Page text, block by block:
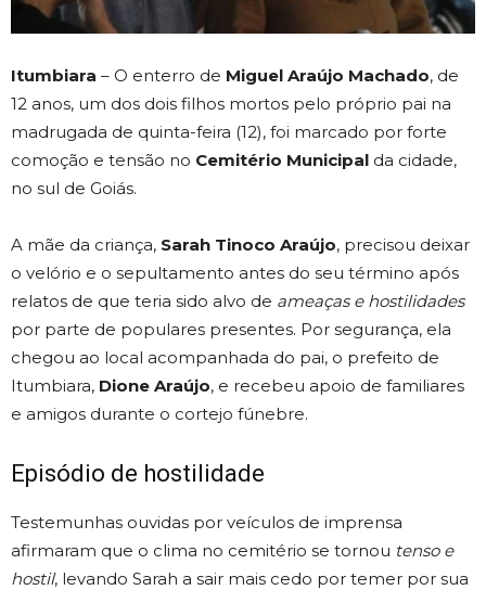
Itumbiara – O enterro de Miguel Araújo Machado, de
12 anos, um dos dois filhos mortos pelo próprio pai na
madrugada de quinta-feira (12), foi marcado por forte
comoção e tensão no Cemitério Municipal da cidade,
no sul de Goiás.
A mãe da criança, Sarah Tinoco Araújo, precisou deixar
o velório e o sepultamento antes do seu término após
relatos de que teria sido alvo de ameaças e hostilidades
por parte de populares presentes. Por segurança, ela
chegou ao local acompanhada do pai, o prefeito de
Itumbiara, Dione Araújo, e recebeu apoio de familiares
e amigos durante o cortejo fúnebre.
Episódio de hostilidade
Testemunhas ouvidas por veículos de imprensa
afirmaram que o clima no cemitério se tornou tenso e
hostil, levando Sarah a sair mais cedo por temer por sua